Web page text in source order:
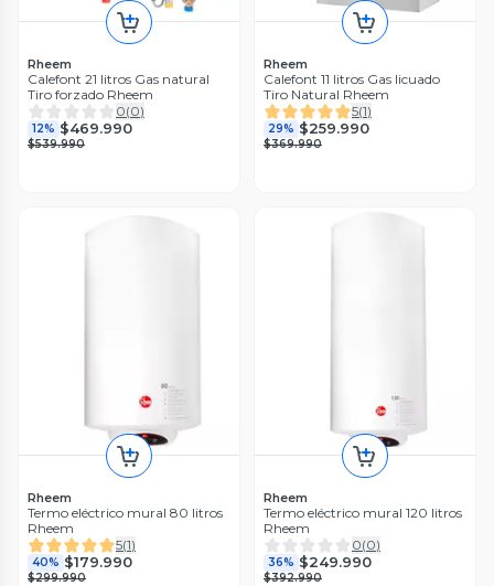
Rheem
Calefont 21 litros Gas natural
Tiro forzado Rheem
0(0)
12% $469.990
$539.990
Rheem
Calefont 11 litros Gas licuado
Tiro Natural Rheem
5(1)
29% $259.990
$369.990
Rheem
Termo eléctrico mural 80 litros
Rheem
5(1)
40% $179.990
$299.990
Rheem
Termo eléctrico mural 120 litros
Rheem
0(0)
36% $249.990
$392.990